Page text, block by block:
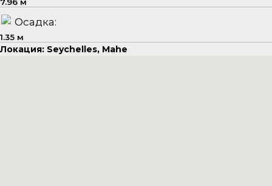
Осадка:
1.35 м
Локация: Seychelles, Mahe